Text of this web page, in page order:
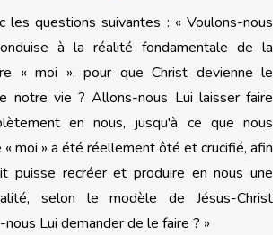
les questions suivantes : « Voulons-nous
à la réalité fondamentale de la
« moi », pour que Christ devienne le
notre vie ? Allons-nous Lui laisser faire
en nous, jusqu'à ce que nous
« moi » a été réellement ôté et crucifié, afin
puisse recréer et produire en nous une
selon le modèle de Jésus-Christ
Lui demander de le faire ? »